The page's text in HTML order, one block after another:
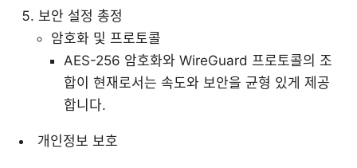
보안 설정 총정
암호화 및 프로토콜
AES-256 암호화와 WireGuard 프로토콜의 조
합이 현재로서는 속도와 보안을 균형 있게 제공
합니다.
개인정보 보호